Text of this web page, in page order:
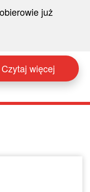
już
Czytaj więcej